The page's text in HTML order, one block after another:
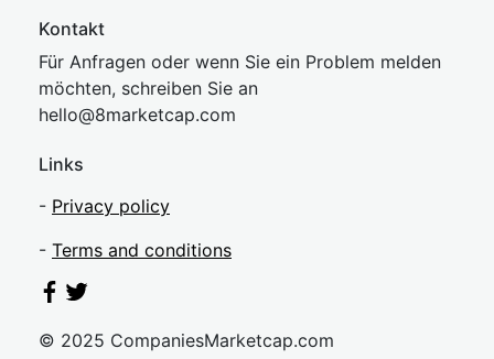
Kontakt
Für Anfragen oder wenn Sie ein Problem melden
möchten, schreiben Sie an
hello@8marketcap.com
Links
- Privacy policy
- Terms and conditions
© 2025 CompaniesMarketcap.com